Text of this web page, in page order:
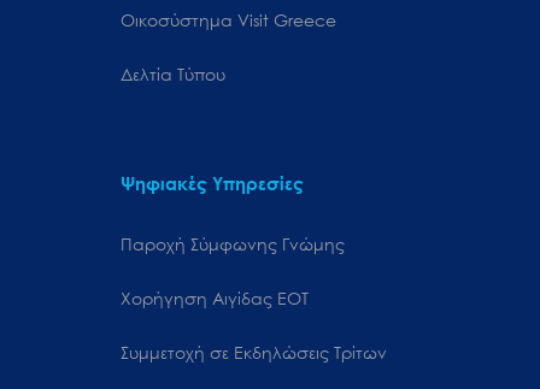
Oικοσύστημα Visit Greece
Δελτία Τύπου
Ψηφιακές Υπηρεσίες
Παροχή Σύμφωνης Γνώμης
Χορήγηση Αιγίδας ΕΟΤ
Συμμετοχή σε Εκδηλώσεις Τρίτων